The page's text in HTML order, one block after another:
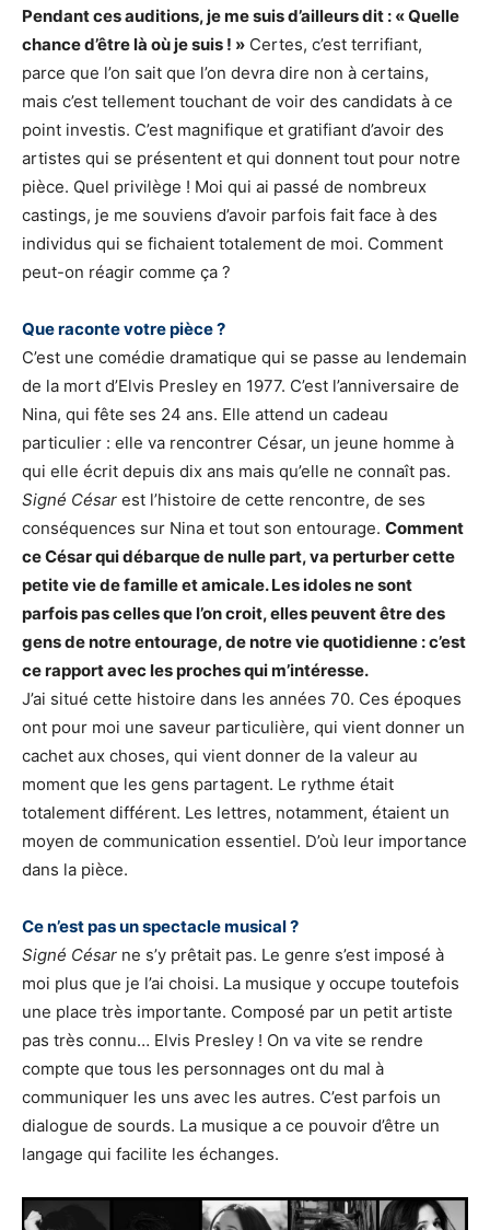
Pendant ces auditions, je me suis d’ailleurs dit : « Quelle
chance d’être là où je suis ! » Certes, c’est terrifiant,
parce que l’on sait que l’on devra dire non à certains,
mais c’est tellement touchant de voir des candidats à ce
point investis. C’est magnifique et gratifiant d’avoir des
artistes qui se présentent et qui donnent tout pour notre
pièce. Quel privilège ! Moi qui ai passé de nombreux
castings, je me souviens d’avoir parfois fait face à des
individus qui se fichaient totalement de moi. Comment
peut-on réagir comme ça ?
Que raconte votre pièce ?
C’est une comédie dramatique qui se passe au lendemain
de la mort d’Elvis Presley en 1977. C’est l’anniversaire de
Nina, qui fête ses 24 ans. Elle attend un cadeau
particulier : elle va rencontrer César, un jeune homme à
qui elle écrit depuis dix ans mais qu’elle ne connaît pas.
Signé César est l’histoire de cette rencontre, de ses
conséquences sur Nina et tout son entourage. Comment
ce César qui débarque de nulle part, va perturber cette
petite vie de famille et amicale. Les idoles ne sont
parfois pas celles que l’on croit, elles peuvent être des
gens de notre entourage, de notre vie quotidienne : c’est
ce rapport avec les proches qui m’intéresse.
J’ai situé cette histoire dans les années 70. Ces époques
ont pour moi une saveur particulière, qui vient donner un
cachet aux choses, qui vient donner de la valeur au
moment que les gens partagent. Le rythme était
totalement différent. Les lettres, notamment, étaient un
moyen de communication essentiel. D’où leur importance
dans la pièce.
Ce n’est pas un spectacle musical ?
Signé César ne s’y prêtait pas. Le genre s’est imposé à
moi plus que je l’ai choisi. La musique y occupe toutefois
une place très importante. Composé par un petit artiste
pas très connu… Elvis Presley ! On va vite se rendre
compte que tous les personnages ont du mal à
communiquer les uns avec les autres. C’est parfois un
dialogue de sourds. La musique a ce pouvoir d’être un
langage qui facilite les échanges.